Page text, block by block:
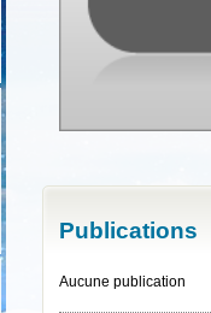
Publications
Aucune publication